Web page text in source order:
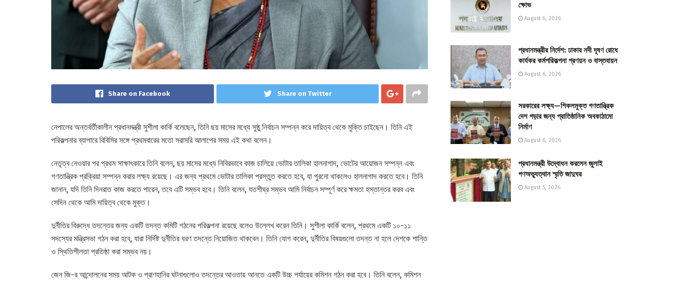
Share on Facebook Share on Twitter
নেপালের অন্তর্বর্তীকালীন প্রধানমন্ত্রী সুশীলা কার্কি বলেছেন, তিনি ছয় মাসের মধ্যে সুষ্ঠু নির্বাচন সম্পন্ন করে দায়িত্ব থেকে মুক্তি চাইছেন। তিনি এই
পরিকল্পনার ব্যাপারে বিবিসির সঙ্গে প্রথমবারের মতো সরাসরি আলাপের সময় এই কথা বলেন।
নেতৃত্ব নেওয়ার পর প্রথম সাক্ষাৎকারে তিনি বলেন, ছয় মাসের মধ্যে নিবিরভাবে কাজ চালিয়ে ভোটার তালিকা হালনাগাদ, ভোটের আয়োজন সম্পন্ন এবং
গণতান্ত্রিক প্রক্রিয়া সম্পন্ন করার লক্ষ্য রয়েছে। এর জন্য প্রথমে ভোটার তালিকা প্রস্তুত করতে হবে, যা পুরনো থাকলেও হালনাগাদ করতে হবে। তিনি
জানান, যদি তিনি দিনরাত কাজ করতে পারেন, তবে এটি সম্ভব হবে। তিনি বলেন, যতশীঘ্র সম্ভব আমি নির্বাচন সম্পূর্ণ করে ক্ষমতা হস্তান্তর করব এবং
সেদিন থেকে আমি দায়িত্ব থেকে মুক্ত।
দুর্নীতির বিরুদ্ধে তদন্তের জন্য একটি তদন্ত কমিটি গঠনের পরিকল্পনা রয়েছে বলেও উল্লেখ করেন তিনি। সুশীলা কার্কি বলেন, প্রথমে একটি ১০-১১
সদস্যের মন্ত্রিসভা গঠন করা হবে, যারা নির্দিষ্ট দুর্নীতির ধরণ তদন্তে নিয়োজিত থাকবেন। তিনি যোগ করেন, দুর্নীতির বিষয়গুলো তদন্ত না হলে দেশকে শান্তি
ও স্থিতিশীলতা প্রতিষ্ঠা করা সম্ভব নয়।
জেন জি-র আন্দোলনের সময় আটক ও প্রাণহানির ঘটনাগুলোও তদন্তের আওতায় আনতে একটি উচ্চ পর্যায়ের কমিশন গঠন করা হবে। তিনি বলেন, কমিশন
ক্ষোভ
August 6, 2026
প্রধানমন্ত্রীর নির্দেশ: ঢাকার নদী দূষণ রোধে
কার্যকর কর্মপরিকল্পনা প্রণয়ন ও বাস্তবায়ন
August 6, 2026
সরকারের লক্ষ্য—শিকলমুক্ত গণতান্ত্রিক
দেশ গড়ার জন্য প্রাতিষ্ঠানিক অবকাঠামো
নির্মাণ
August 6, 2026
প্রধানমন্ত্রী উদ্বোধন করলেন জুলাই
গণঅভ্যুত্থান স্মৃতি জাদুঘর
August 5, 2026